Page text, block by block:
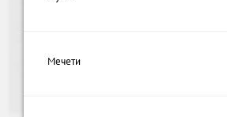
Мечети